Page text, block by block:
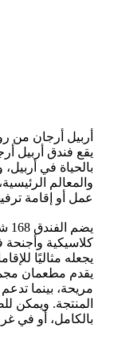
أربيل أرجان من
يقع فندق أربيل
بالحياة في
والمعالم
عمل أو إقامة
كلاسيكية
يجعله مثاليًا
يقدم مطعمان
مريحة، بينما
المنتجة. ويمكن
بالكامل، أو في